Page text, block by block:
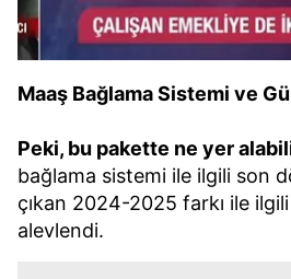
Maaş Bağlama Sistemi ve
Peki, bu pakette ne yer
bağlama sistemi ile ilgili son
çıkan 2024-2025 farkı ile
alevlendi.